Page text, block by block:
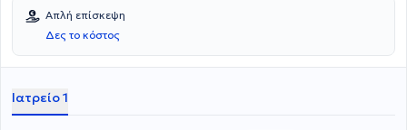
Νοσοκομείο Αττικής "Σισμανόγλειο - Αμαλία Φλέμινγκ". Στην
διάρκεια της ειδικότητάς της, απέκτησε εκτενή εμπειρία στην
ψυχιατρική κλινική, συμμετέχοντας στην διάγνωση και θεραπεία
ασθενών με διάφορες ψυχικές διαταραχές. Στα πλαίσια της
σεμιναρίων και εκπαιδευτικών προγραμμάτων, ενώ μέχρι και
σήμερα εκπαιδεύεται στην Ελληνική Ψυχαναλυτική Εταιρεία.
Απλή επίσκεψη
Δες το κόστος
Ιατρείο 1